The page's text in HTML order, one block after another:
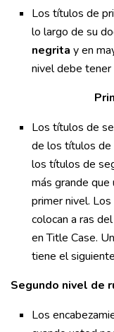
Los títulos de
lo largo de su
negrita y en
nivel debe tener
Los títulos de
de los títulos de
los títulos de
más grande
primer nivel.
colocan a ras
en Title Case.
tiene el
Segundo nivel de
Los